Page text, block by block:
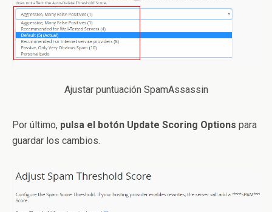
Ajustar puntuación SpamAssassin
Por último, pulsa el botón Update Scoring Options para
guardar los cambios.